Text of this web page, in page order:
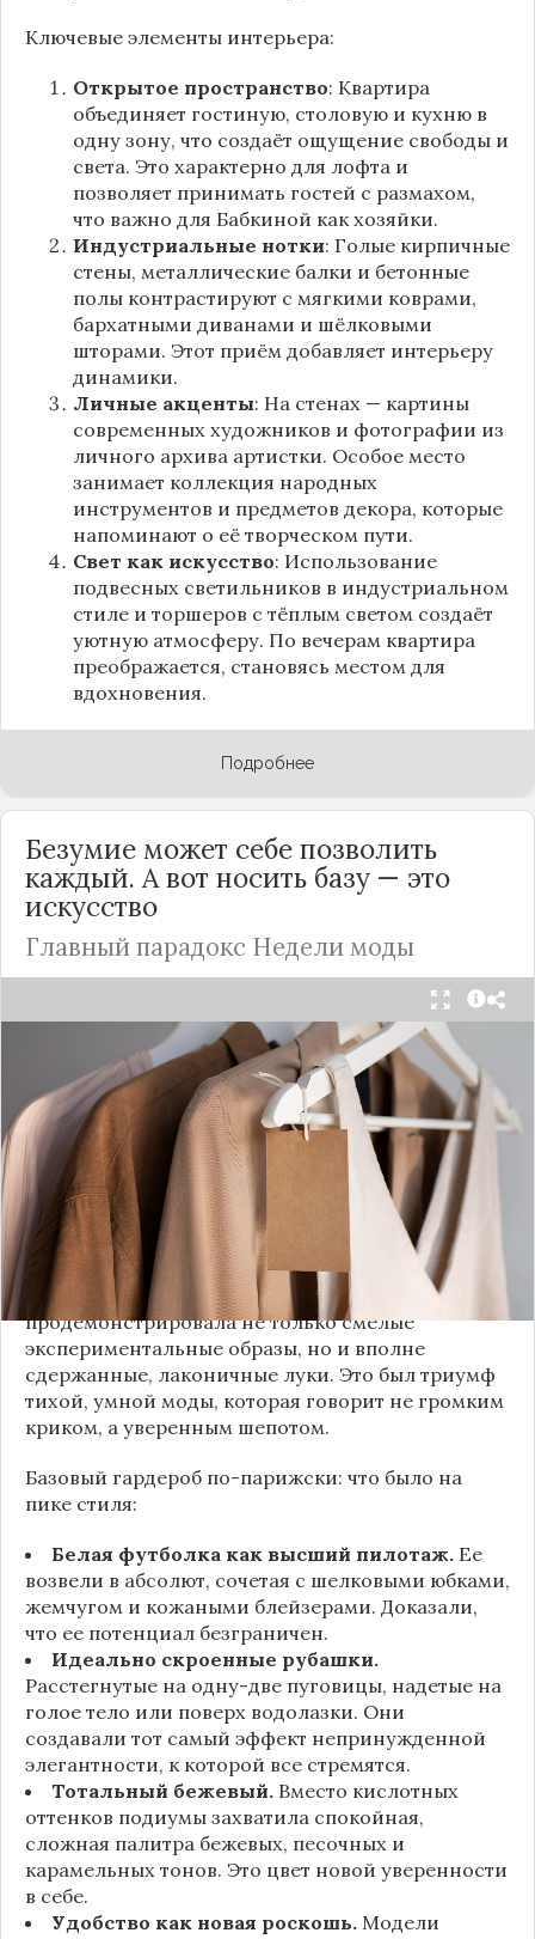
Ключевые элементы интерьера:
Открытое пространство: Квартира
объединяет гостиную, столовую и кухню в
одну зону, что создаёт ощущение свободы и
света. Это характерно для лофта и
позволяет принимать гостей с размахом,
что важно для Бабкиной как хозяйки.
Индустриальные нотки: Голые кирпичные
стены, металлические балки и бетонные
полы контрастируют с мягкими коврами,
бархатными диванами и шёлковыми
шторами. Этот приём добавляет интерьеру
динамики.
Личные акценты: На стенах — картины
современных художников и фотографии из
личного архива артистки. Особое место
занимает коллекция народных
инструментов и предметов декора, которые
напоминают о её творческом пути.
Свет как искусство: Использование
подвесных светильников в индустриальном
стиле и торшеров с тёплым светом создаёт
уютную атмосферу. По вечерам квартира
преображается, становясь местом для
вдохновения.
Подробнее
Безумие может себе позволить
каждый. А вот носить базу — это
искусство
Главный парадокс Недели моды
Принято считать, что Неделя моды в Париже —
это исключительно про безумные тренды, на
которые обычный человек посмотрит с
недоумением. Но самый интересный тренд этого
сезона был обращен к реальной жизни. Показы
доказали: истинная роскошь и мастерство стиля
заключаются не в эпатаже, а в виртуозном
владении базовыми вещами.
Как тонко подметила автор канала «Деловая
косметичка», завершившаяся неделя моды
продемонстрировала не только смелые
экспериментальные образы, но и вполне
сдержанные, лаконичные луки. Это был триумф
тихой, умной моды, которая говорит не громким
криком, а уверенным шепотом.
Базовый гардероб по-парижски: что было на
пике стиля:
Белая футболка как высший пилотаж. Ее
возвели в абсолют, сочетая с шелковыми юбками,
жемчугом и кожаными блейзерами. Доказали,
что ее потенциал безграничен.
Идеально скроенные рубашки.
Расстегнутые на одну-две пуговицы, надетые на
голое тело или поверх водолазки. Они
создавали тот самый эффект непринужденной
элегантности, к которой все стремятся.
Тотальный бежевый. Вместо кислотных
оттенков подиумы захватила спокойная,
сложная палитра бежевых, песочных и
карамельных тонов. Это цвет новой уверенности
в себе.
Удобство как новая роскошь. Модели